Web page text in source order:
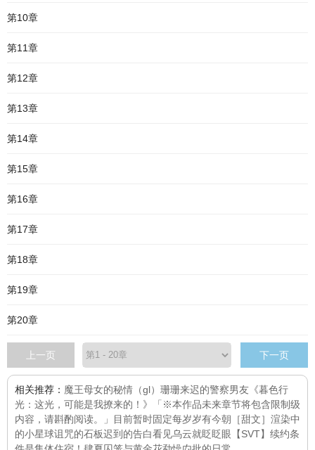
第10章
第11章
第12章
第13章
第14章
第15章
第16章
第17章
第18章
第19章
第20章
上一页 下一页
相关推荐： 魔王母女的秘情（gl） 珊珊来迟的警察男友 《暮色行
光：这光，可能是我撩来的！》「※本作品未来章节将包含限制级
内容，请斟酌阅读。」目前暂时固定每岁岁有今朝［甜文］ 渲染中
的小星球诅咒的石板迟到的告白看见乌云就眨眨眼 【SVT】续约条